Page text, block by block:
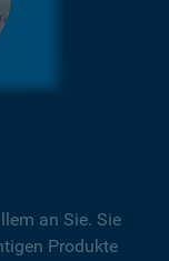
an Sie. Sie
Produkte